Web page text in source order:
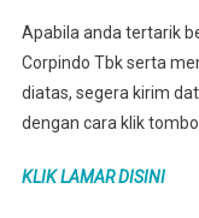
Apabila anda tertarik
Corpindo Tbk serta
diatas, segera kirim
dengan cara klik
KLIK LAMAR DISINI